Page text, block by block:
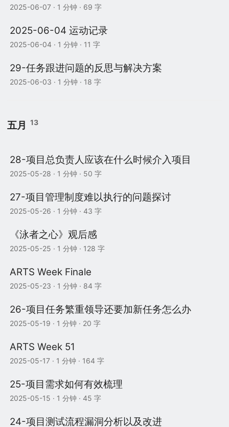
2025-06-07 · 1 分钟 · 69 字
2025-06-04 运动记录
2025-06-04 · 1 分钟 · 11 字
29-任务跟进问题的反思与解决方案
2025-06-03 · 1 分钟 · 18 字
五月 13
28-项目总负责人应该在什么时候介入项目
2025-05-28 · 1 分钟 · 50 字
27-项目管理制度难以执行的问题探讨
2025-05-26 · 1 分钟 · 43 字
《泳者之心》观后感
2025-05-25 · 1 分钟 · 128 字
ARTS Week Finale
2025-05-23 · 1 分钟 · 84 字
26-项目任务繁重领导还要加新任务怎么办
2025-05-19 · 1 分钟 · 20 字
ARTS Week 51
2025-05-17 · 1 分钟 · 164 字
25-项目需求如何有效梳理
2025-05-15 · 1 分钟 · 45 字
24-项目测试流程漏洞分析以及改进